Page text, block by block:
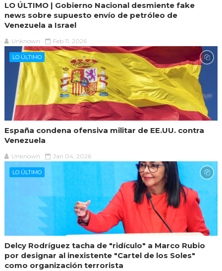
LO ÚLTIMO | Gobierno Nacional desmiente fake
news sobre supuesto envío de petróleo de
Venezuela a Israel
Unknown Feb 11, 2026
LO ÚLTIMO
España condena ofensiva militar de EE.UU. contra
Venezuela
Unknown Jan 04, 2026
LO ÚLTIMO
Delcy Rodríguez tacha de "ridículo" a Marco Rubio
por designar al inexistente "Cartel de los Soles"
como organización terrorista